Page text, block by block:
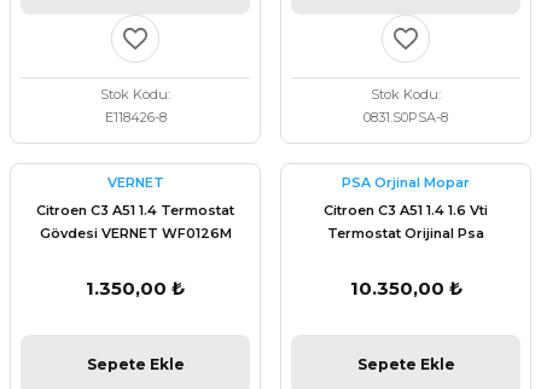
Stok Kodu
E118426-8
Stok Kodu
0831.S0PSA-8
VERNET
Citroen C3 A51 1.4 Termostat
Gövdesi VERNET WF0126M
1.350,00 ₺
Sepete Ekle
PSA Orjinal Mopar
Citroen C3 A51 1.4 1.6 Vti
Termostat Orijinal Psa
10.350,00 ₺
Sepete Ekle